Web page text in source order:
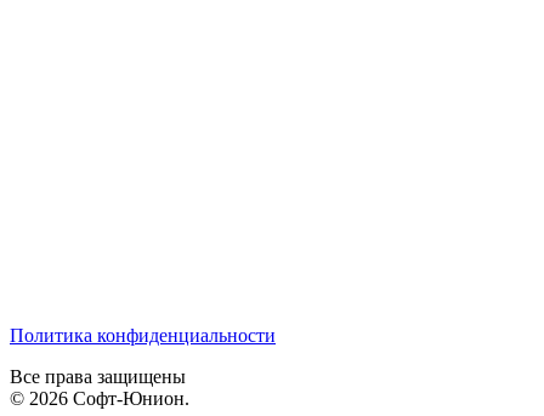
Политика конфиденциальности
Все права защищены
© 2026 Софт-Юнион.